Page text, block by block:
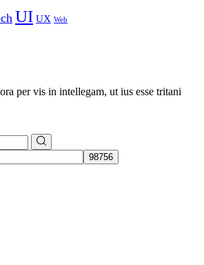
UI UX Web
per vis in intellegam, ut ius esse tritani